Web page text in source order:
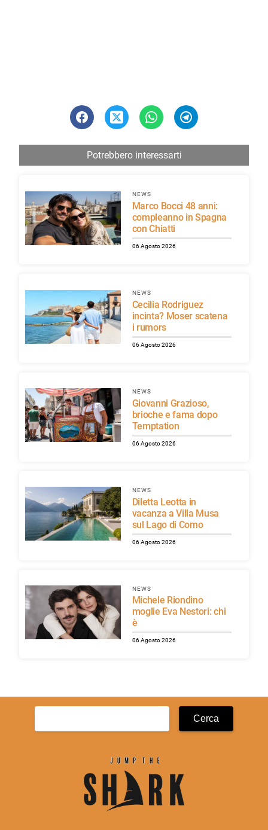
Potrebbero interessarti
NEWS
Marco Bocci 48 anni:
compleanno in Spagna
con Chiatti
06 Agosto 2026
NEWS
Cecilia Rodriguez
incinta? Moser scatena
i rumors
06 Agosto 2026
NEWS
Giovanni Grazioso,
brioche e fama dopo
Temptation
06 Agosto 2026
NEWS
Diletta Leotta in
vacanza a Villa Musa
sul Lago di Como
06 Agosto 2026
NEWS
Michele Riondino
moglie Eva Nestori: chi
è
06 Agosto 2026